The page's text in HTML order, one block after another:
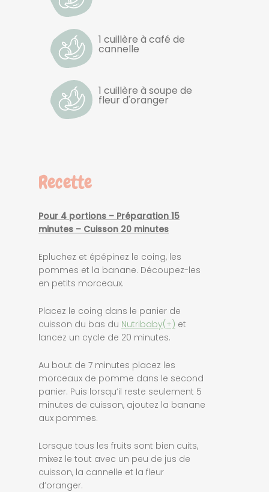
1 cuillère à café de
cannelle
1 cuillère à soupe de
fleur d'oranger
Recette
Pour 4 portions – Préparation 15
minutes – Cuisson 20 minutes
Epluchez et épépinez le coing, les
pommes et la banane. Découpez-les
en petits morceaux.
Placez le coing dans le panier de
cuisson du bas du Nutribaby(+) et
lancez un cycle de 20 minutes.
Au bout de 7 minutes placez les
morceaux de pomme dans le second
panier. Puis lorsqu’il reste seulement 5
minutes de cuisson, ajoutez la banane
aux pommes.
Lorsque tous les fruits sont bien cuits,
mixez le tout avec un peu de jus de
cuisson, la cannelle et la fleur
d’oranger.